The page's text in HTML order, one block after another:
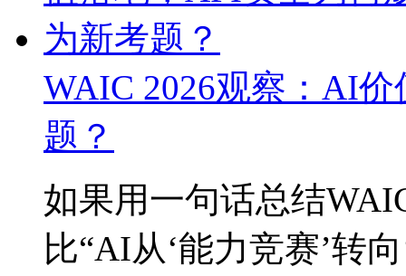
WAIC 2026观察：AI
题？
如果用一句话总结
比“AI从‘能力竞赛’转